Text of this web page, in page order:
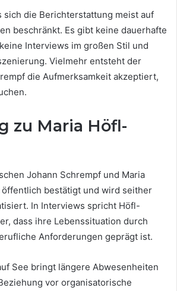
sich die Berichterstattung meist auf
beschränkt. Es gibt keine dauerhafte
Interviews im großen Stil und
Vielmehr entsteht der
die Aufmerksamkeit akzeptiert,
zu Maria Höfl-
Johann Schrempf und Maria
bestätigt und wird seither
In Interviews spricht Höfl-
dass ihre Lebenssituation durch
Anforderungen geprägt ist.
See bringt längere Abwesenheiten
vor organisatorische